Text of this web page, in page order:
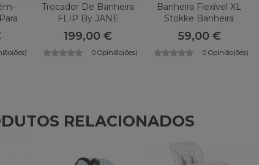
Trocador De Banheira
FLIP By JANE
199,00 €
0 Opinião(ões)
Banheira Flexível XL
Stokke Banheira
59,00 €
0 Opinião(ões)
RELACIONADOS